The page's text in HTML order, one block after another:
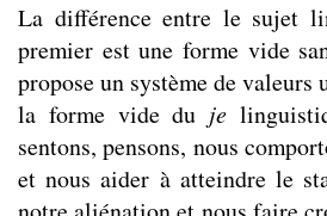
La différence entre le sujet
premier est une forme vide
propose un système de
la forme vide du je
sentons, pensons, nous
et nous aider à atteindre le